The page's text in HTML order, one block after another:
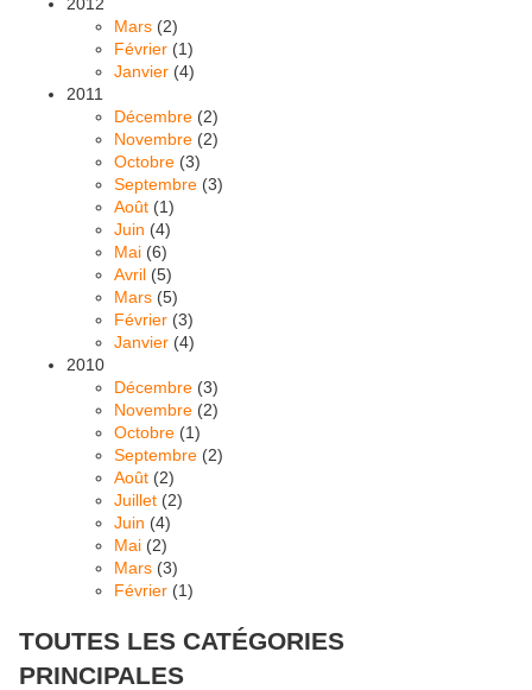
Mars (2)
Février (1)
Janvier (4)
2011
Décembre (2)
Novembre (2)
Octobre (3)
Septembre (3)
Août (1)
Juin (4)
Mai (6)
Avril (5)
Mars (5)
Février (3)
Janvier (4)
2010
Décembre (3)
Novembre (2)
Octobre (1)
Septembre (2)
Août (2)
Juillet (2)
Juin (4)
Mai (2)
Mars (3)
Février (1)
TOUTES LES CATÉGORIES
PRINCIPALES